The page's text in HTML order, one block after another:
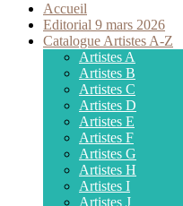
Accueil
Editorial 9 mars 2026
Catalogue Artistes A-Z
Artistes A
Artistes B
Artistes C
Artistes D
Artistes E
Artistes F
Artistes G
Artistes H
Artistes I
Artistes J